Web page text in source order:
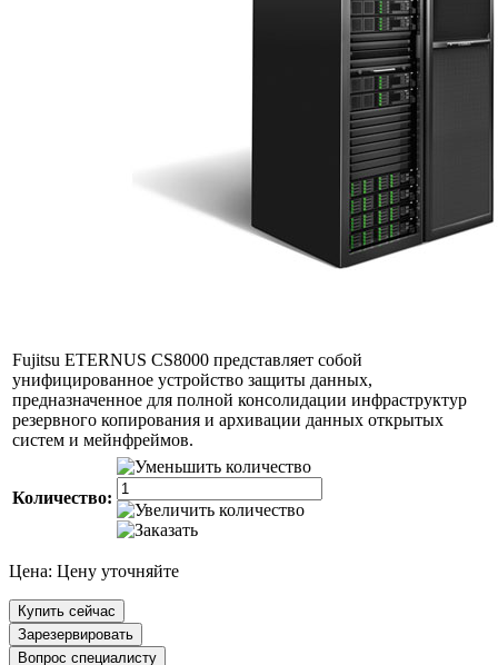
Fujitsu ETERNUS CS8000 представляет собой
унифицированное устройство защиты данных,
предназначенное для полной консолидации инфраструктур
резервного копирования и архивации данных открытых
систем и мейнфреймов.
Количество:
Цена: Цену уточняйте
Купить сейчас
Зарезервировать
Вопрос специалисту